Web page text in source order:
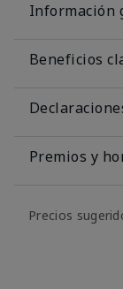
Información
Beneficios
Premios y
Precios